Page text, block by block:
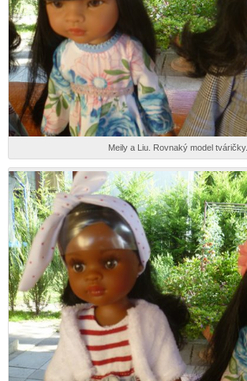
Meily a Liu. Rovnaký model tváričky.